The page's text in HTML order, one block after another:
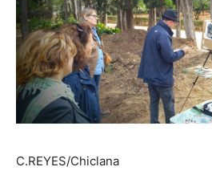
C.REYES/Chiclana